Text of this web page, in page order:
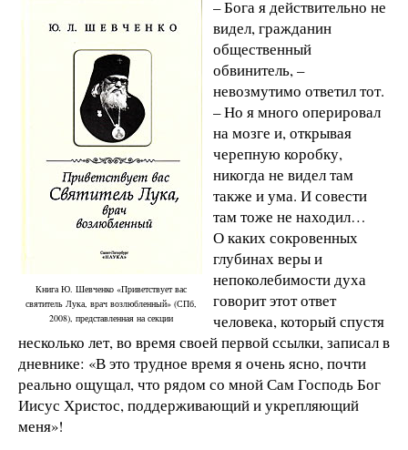
Книга Ю. Шевченко «Приветствует вас
святитель Лука, врач возлюбленный» (СПб,
2008), представленная на секции
– Бога я действительно не
видел, гражданин
общественный
обвинитель, –
невозмутимо ответил тот.
– Но я много оперировал
на мозге и, открывая
черепную коробку,
никогда не видел там
также и ума. И совести
там тоже не находил…
О каких сокровенных
глубинах веры и
непоколебимости духа
говорит этот ответ
человека, который спустя
несколько лет, во время своей первой ссылки, записал в
дневнике: «В это трудное время я очень ясно, почти
реально ощущал, что рядом со мной Сам Господь Бог
Иисус Христос, поддерживающий и укрепляющий
меня»!